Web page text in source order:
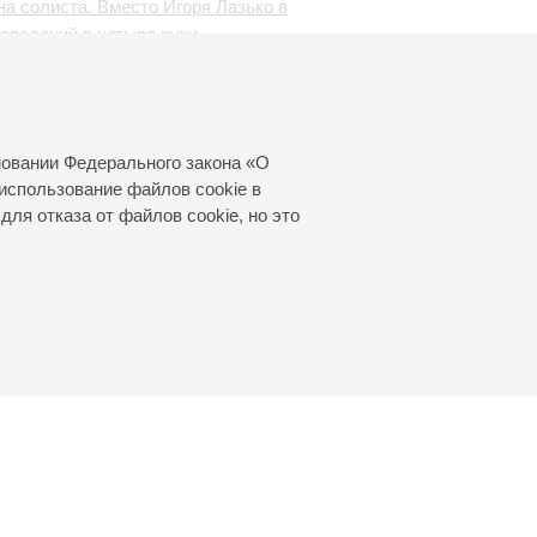
Федерального закона «О
файлов cookie в
отказа от файлов cookie, но это
солиста. Вместо Игоря Лазько в
в четыре руки